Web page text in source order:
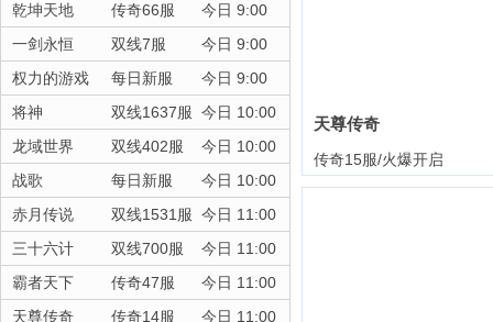
乾坤天地
传奇66服
今日 9:00
一剑永恒
双线7服
今日 9:00
权力的游戏
每日新服
今日 9:00
将神
双线1637服 今日 10:00
龙域世界
双线402服
今日 10:00
战歌
每日新服
今日 10:00
赤月传说
双线1531服 今日 11:00
三十六计
双线700服
今日 11:00
霸者天下
传奇47服
今日 11:00
天尊传奇
传奇14服
今日 11:00
天尊传奇
传奇15服/火爆开启